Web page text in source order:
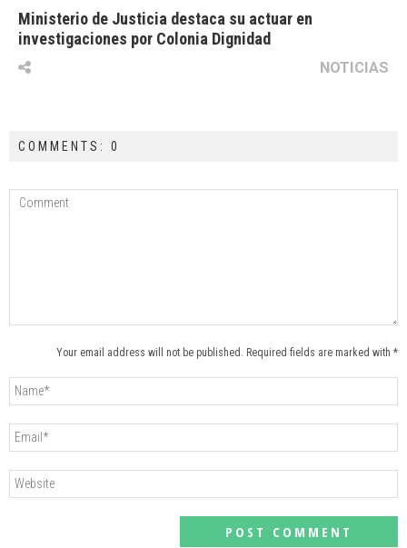
Ministerio de Justicia destaca su actuar en
investigaciones por Colonia Dignidad
NOTICIAS
COMMENTS: 0
Your email address will not be published. Required fields are marked with *